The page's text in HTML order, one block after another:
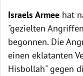
Israels Armee hat
"gezielten
begonnen. Die
einen eklatanten
Hisbollah" gegen